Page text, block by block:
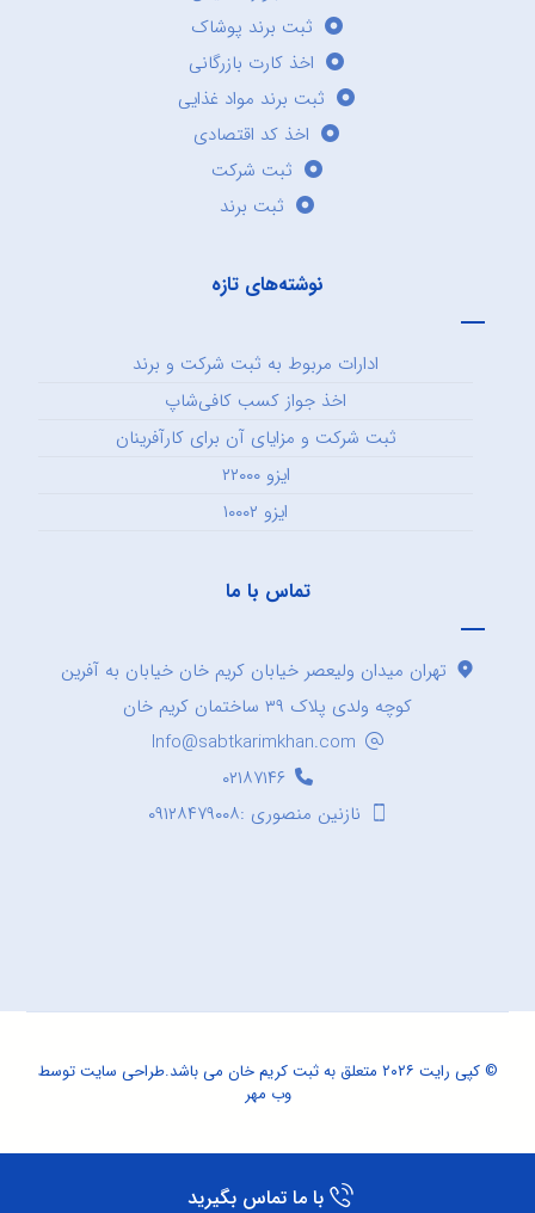
ثبت برند پوشاک
اخذ کارت بازرگانی
ثبت برند مواد غذایی
اخذ کد اقتصادی
ثبت شرکت
ثبت برند
نوشته‌های تازه
ادارات مربوط به ثبت شرکت و برند
اخذ جواز کسب کافی‌شاپ
ثبت شرکت و مزایای آن برای کارآفرینان
ایزو ۲۲۰۰۰
ایزو ۱۰۰۰۲
تماس با ما
تهران میدان ولیعصر خیابان کریم خان خیابان به آفرین
کوچه ولدی پلاک ۳۹ ساختمان کریم خان
Info@sabtkarimkhan.com
۰۲۱۸۷۱۴۶
نازنین منصوری :۰۹۱۲۸۴۷۹۰۰۸
© کپی رایت ۲۰۲۶ متعلق به ثبت کریم خان می باشد. طراحی سایتتوسط
وب مهر
با ما تماس بگیرید